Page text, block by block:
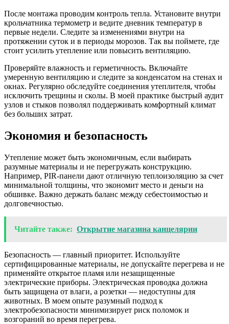
После монтажа проводим контроль тепла. Установите внутри
крольчатника термометр и ведите дневник температур в
первые недели. Следите за изменениями внутри на
протяжении суток и в периоды морозов. Так вы поймете, где
стоит усилить утепление или повысить вентиляцию.
Проверяйте влажность и герметичность. Включайте
умеренную вентиляцию и следите за конденсатом на стенах и
окнах. Регулярно обследуйте соединения утеплителя, чтобы
исключить трещины и сколы. В моей практике быстрый аудит
узлов и стыков позволял поддерживать комфортный климат
без больших затрат.
Экономия и безопасность
Утепление может быть экономичным, если выбирать
разумные материалы и не перегружать конструкцию.
Например, PIR-панели дают отличную теплоизоляцию за счет
минимальной толщины, что экономит место и деньги на
обшивке. Важно держать баланс между себестоимостью и
долговечностью.
Читайте также: Открытие магазина канцелярии
Безопасность — главный приоритет. Используйте
сертифицированные материалы, не допускайте перегрева и не
применяйте открытое пламя или незащищенные
электрические приборы. Электрическая проводка должна
быть защищена от влаги, а розетки — недоступны для
животных. В моем опыте разумный подход к
электробезопасности минимизирует риск поломок и
возгораний во время перегрева.